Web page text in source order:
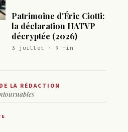
Patrimoine d'Éric Ciotti:
la déclaration HATVP
décryptée (2026)
3 juillet · 9 min
LA RÉDACTION